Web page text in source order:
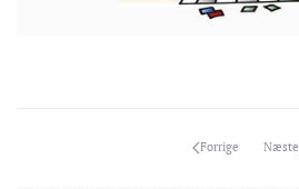
Forrige Næste